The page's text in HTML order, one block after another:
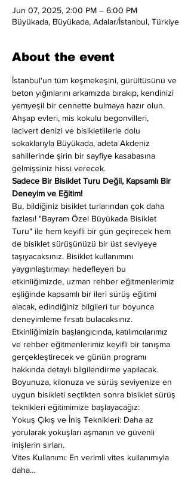
Jun 07, 2025, 2:00 PM – 6:00 PM
Büyükada, Büyükada, Adalar/İstanbul, Türkiye
About the event
İstanbul'un tüm keşmekeşini, gürültüsünü ve
beton yığınlarını arkamızda bırakıp, kendinizi
yemyeşil bir cennette bulmaya hazır olun.
Ahşap evleri, mis kokulu begonvilleri,
lacivert denizi ve bisikletlilerle dolu
sokaklarıyla Büyükada, adeta Akdeniz
sahillerinde şirin bir sayfiye kasabasına
gelmişsiniz hissi verecek.
Sadece Bir Bisiklet Turu Değil, Kapsamlı Bir
Deneyim ve Eğitim!
Bu, bildiğiniz bisiklet turlarından çok daha
fazlası! "Bayram Özel Büyükada Bisiklet
Turu" ile hem keyifli bir gün geçirecek hem
de bisiklet sürüşünüzü bir üst seviyeye
taşıyacaksınız. Bisiklet kullanımını
yaygınlaştırmayı hedefleyen bu
etkinliğimizde, uzman rehber eğitmenlerimiz
eşliğinde kapsamlı bir ileri sürüş eğitimi
alacak, edindiğiniz bilgileri tur boyunca
deneyimleme fırsatı bulacaksınız.
Etkinliğimizin başlangıcında, katılımcılarımız
ve rehber eğitmenlerimiz keyifli bir tanışma
gerçekleştirecek ve günün programı
hakkında detaylı bilgilendirme yapılacak.
Boyunuza, kilonuza ve sürüş seviyenize en
uygun bisikleti seçtikten sonra bisiklet sürüş
teknikleri eğitimimize başlayacağız:
Yokuş Çıkış ve İniş Teknikleri: Daha az
yorularak yokuşları aşmanın ve güvenli
inişlerin sırları.
Vites Kullanımı: En verimli vites kullanımıyla
daha…